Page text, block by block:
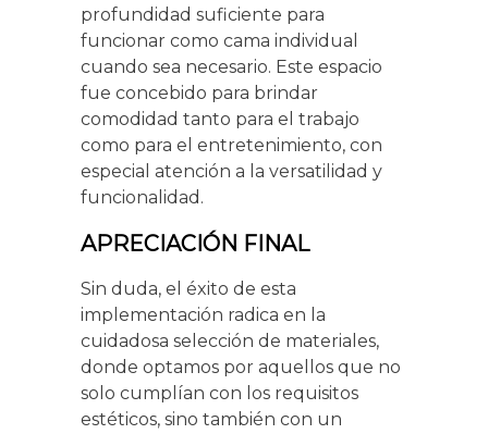
profundidad suficiente para
funcionar como cama individual
cuando sea necesario. Este espacio
fue concebido para brindar
comodidad tanto para el trabajo
como para el entretenimiento, con
especial atención a la versatilidad y
funcionalidad.
APRECIACIÓN FINAL
Sin duda, el éxito de esta
implementación radica en la
cuidadosa selección de materiales,
donde optamos por aquellos que no
solo cumplían con los requisitos
estéticos, sino también con un